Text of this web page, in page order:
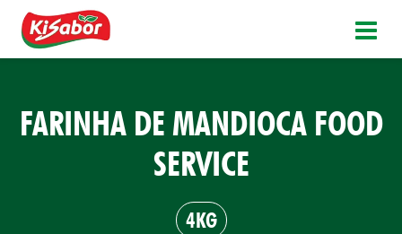
FARINHA DE MANDIOCA FOOD
SERVICE
4KG